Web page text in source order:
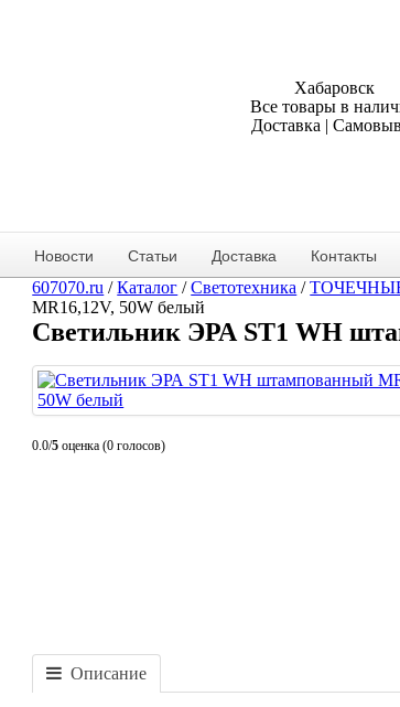
Хабаровск
Все товары в
Доставка |
Новости Статьи Доставка Контакты
607070.ru /Каталог /Светотехника /
MR16,12V, 50W белый
Светильник ЭРА ST1 WH
0.0/5 оценка (0 голосов)
Описание